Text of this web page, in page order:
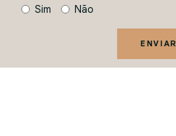
Sim
Não
ENVIAR